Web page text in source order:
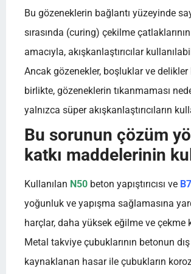
Bu gözeneklerin bağlantı yüzeyinde
sırasında (curing) çekilme
amacıyla, akışkanlaştırıcılar
Ancak gözenekler, boşluklar ve
birlikte, gözeneklerin tıkanmaması
yalnızca süper akışkanlaştırıcıların
Bu sorunun çözüm
katkı maddelerinin
Kullanılan N50 beton yapıştırıcısı ve
yoğunluk ve yapışma sağlamasına
harçlar, daha yüksek eğilme ve çekme
Metal takviye çubuklarının betonun
kaynaklanan hasar ile çubukların